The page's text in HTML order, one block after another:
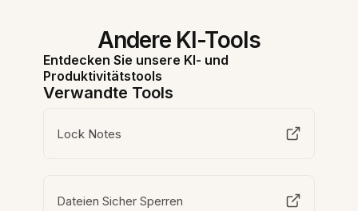
Andere KI-Tools
Entdecken Sie unsere KI- und
Produktivitätstools
Verwandte Tools
Lock Notes
Dateien Sicher Sperren